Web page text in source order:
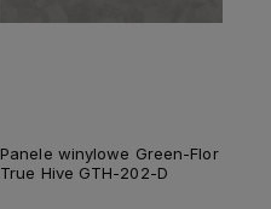
Panele winylowe Green-Flor
True Hive GTH-202-D